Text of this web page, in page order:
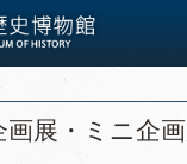
展・ミニ企